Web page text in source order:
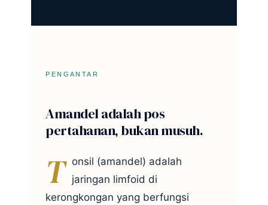
PENGANTAR
Amandel adalah pos
pertahanan, bukan musuh.
T onsil (amandel) adalah
jaringan limfoid di
kerongkongan yang berfungsi